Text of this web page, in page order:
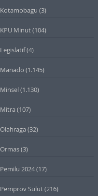
Kotamobagu (3)
KPU Minut(104)
Legislatif(4)
Manado (1.145)
Minsel (1.130)
Mitra (107)
Olahraga (32)
Ormas(3)
Pemilu 2024(17)
Pemprov Sulut(216)